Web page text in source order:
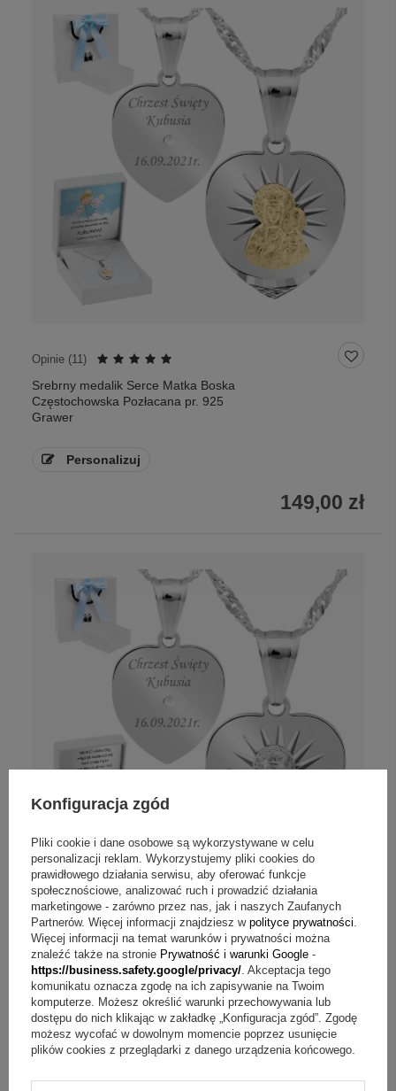
Opinie (11)
Srebrny medalik Serce Matka Boska
Częstochowska Pozłacana pr. 925
Grawer
Personalizuj
149,00 zł
Opinie (5)
Srebrny medalik z Matką Boską
Częstochowską z łańcuszkiem / serce /
pr. 925 / z Grawerem
Personalizuj
169,00 zł
Konfiguracja zgód
Pliki cookie i dane osobowe są wykorzystywane w celu
personalizacji reklam. Wykorzystujemy pliki cookies do
prawidłowego działania serwisu, aby oferować funkcje
społecznościowe, analizować ruch i prowadzić działania
marketingowe - zarówno przez nas, jak i naszych Zaufanych
Partnerów. Więcej informacji znajdziesz w polityce prywatności.
Więcej informacji na temat warunków i prywatności można
znaleźć także na stronie Prywatność i warunki Google -
https://business.safety.google/privacy/. Akceptacja tego
komunikatu oznacza zgodę na ich zapisywanie na Twoim
komputerze. Możesz określić warunki przechowywania lub
dostępu do nich klikając w zakładkę „Konfiguracja zgód”. Zgodę
możesz wycofać w dowolnym momencie poprzez usunięcie
plików cookies z przeglądarki z danego urządzenia końcowego.